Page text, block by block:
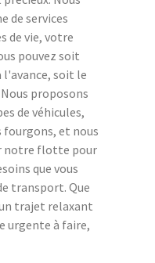
de services
de vie, votre
pouvez soit
soit le
proposons
de véhicules,
fourgons, et nous
notre flotte pour
que vous
transport. Que
trajet relaxant
urgente à faire,